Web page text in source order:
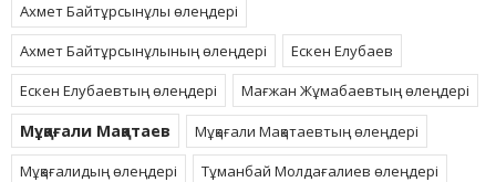
Ахмет Байтұрсынұлы өлеңдері
Ахмет Байтұрсынұлының өлеңдері
Ескен Елубаев
Ескен Елубаевтың өлеңдері
Мағжан Жұмабаевтың өлеңдері
Мұқағали Мақатаев
Мұқағали Мақатаевтың өлеңдері
Мұқағалидың өлеңдері
Тұманбай Молдағалиев өлеңдері